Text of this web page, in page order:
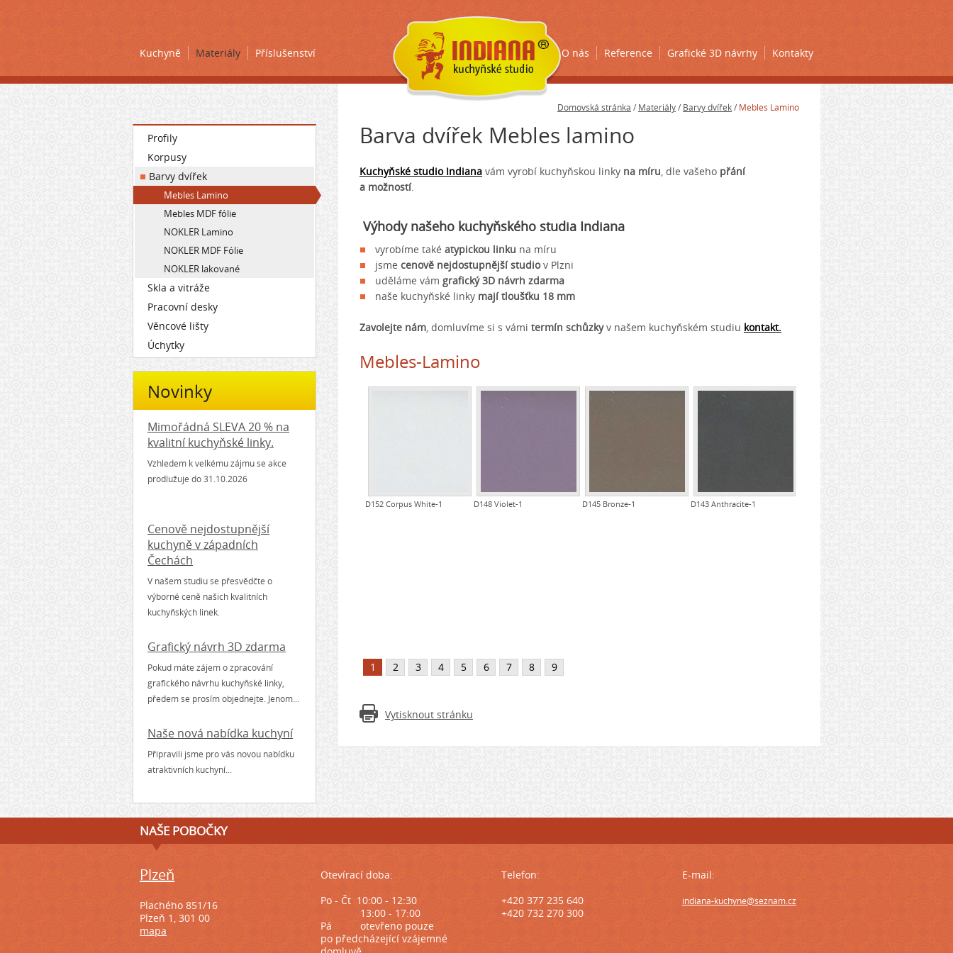
Kuchyně Materiály Příslušenství O nás Reference Grafické 3D návrhy Kontakty
Domovská stránka / Materiály/ Barvy dvířek/ Mebles Lamino
Barva dvířek Mebles lamino
Kuchyňské studio Indiana vám vyrobí kuchyňskou linky na míru, dle vašeho přání
a možností.
Výhody našeho kuchyňského studia Indiana
vyrobíme také atypickou linku na míru
jsme cenově nejdostupnější studiov Plzni
uděláme vám grafický 3D návrh zdarma
naše kuchyňské linky mají tloušťku 18 mm
Zavolejte nám, domluvíme si s vámi termín schůzkyv našem kuchyňském studiu kontakt.
Mebles-Lamino
D152 Corpus White-1 D148 Violet-1 D145 Bronze-1 D143 Anthracite-1
1 2 3 4 5 6 7 8 9
Vytisknout stránku
Profily
Korpusy
Barvy dvířek
Mebles Lamino
Mebles MDF fólie
NOKLER Lamino
NOKLER MDF Fólie
NOKLER lakované
Skla a vitráže
Pracovní desky
Věncové lišty
Úchytky
Novinky
Mimořádná SLEVA 20 % na
kvalitní kuchyňské linky.
Vzhledem k velkému zájmu se akce
prodlužuje do 31.10.2026
Cenově nejdostupnější
kuchyně v západních
Čechách
V našem studiu se přesvědčte o
výborné ceně našich kvalitních
kuchyňských linek.
Grafický návrh 3D zdarma
Pokud máte zájem o zpracování
grafického návrhu kuchyňské linky,
předem se prosím objednejte. Jenom...
Naše nová nabídka kuchyní
Připravili jsme pro vás novou nabídku
atraktivních kuchyní...
NAŠE POBOČKY
Plzeň
Plachého 851/16
Plzeň 1, 301 00
mapa
Otevírací doba:
Po - Čt 10:00 - 12:30
13:00 - 17:00
Pá otevřeno pouze
po předcházející vzájemné
Telefon:
+420 377 235 640
+420 732 270 300
E-mail:
indiana-kuchyne@seznam.cz